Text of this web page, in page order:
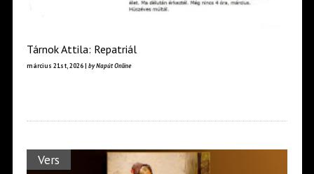
Tárnok Attila: Repatriál
március 21st, 2026 | by Napút Online
Vers